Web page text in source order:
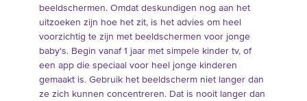
beeldschermen. Omdat deskundigen nog aan het
uitzoeken zijn hoe het zit, is het advies om heel
voorzichtig te zijn met beeldschermen voor jonge
baby's. Begin vanaf 1 jaar met simpele kinder tv, of
een app die speciaal voor heel jonge kinderen
gemaakt is. Gebruik het beeldscherm niet langer dan
ze zich kunnen concentreren. Dat is nooit langer dan